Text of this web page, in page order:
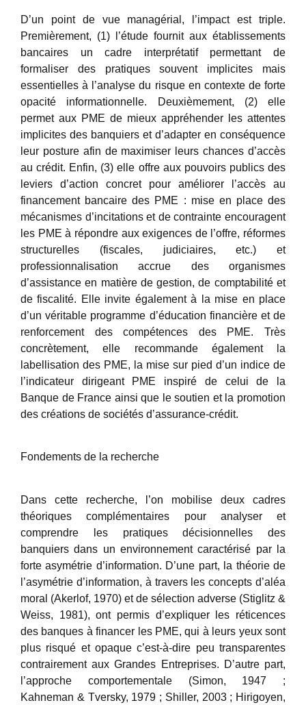
D’un point de vue managérial, l’impact est triple.
Premièrement, (1) l’étude fournit aux établissements
bancaires un cadre interprétatif permettant de
formaliser des pratiques souvent implicites mais
essentielles à l’analyse du risque en contexte de forte
opacité informationnelle. Deuxièmement, (2) elle
permet aux PME de mieux appréhender les attentes
implicites des banquiers et d’adapter en conséquence
leur posture afin de maximiser leurs chances d’accès
au crédit. Enfin, (3) elle offre aux pouvoirs publics des
leviers d’action concret pour améliorer l’accès au
financement bancaire des PME : mise en place des
mécanismes d’incitations et de contrainte encouragent
les PME à répondre aux exigences de l’offre, réformes
structurelles (fiscales, judiciaires, etc.) et
professionnalisation accrue des organismes
d’assistance en matière de gestion, de comptabilité et
de fiscalité. Elle invite également à la mise en place
d’un véritable programme d’éducation financière et de
renforcement des compétences des PME. Très
concrètement, elle recommande également la
labellisation des PME, la mise sur pied d’un indice de
l’indicateur dirigeant PME inspiré de celui de la
Banque de France ainsi que le soutien et la promotion
des créations de sociétés d’assurance-crédit.
Fondements de la recherche
Dans cette recherche, l’on mobilise deux cadres
théoriques complémentaires pour analyser et
comprendre les pratiques décisionnelles des
banquiers dans un environnement caractérisé par la
forte asymétrie d’information. D’une part, la théorie de
l’asymétrie d’information, à travers les concepts d’aléa
moral (Akerlof, 1970) et de sélection adverse (Stiglitz &
Weiss, 1981), ont permis d’expliquer les réticences
des banques à financer les PME, qui à leurs yeux sont
plus risqué et opaque c’est-à-dire peu transparentes
contrairement aux Grandes Entreprises. D’autre part,
l’approche comportementale (Simon, 1947 ;
Kahneman & Tversky, 1979 ; Shiller, 2003 ; Hirigoyen,